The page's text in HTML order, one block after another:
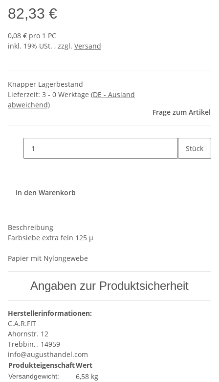
82,33 €
0,08 € pro 1 PC
inkl. 19% USt. , zzgl. Versand
Knapper Lagerbestand
Lieferzeit: 3 - 0 Werktage (DE - Ausland
abweichend)
Frage zum Artikel
Stück
In den Warenkorb
Beschreibung
Farbsiebe extra fein 125 µ
Papier mit Nylongewebe
Angaben zur Produktsicherheit
Herstellerinformationen:
C.A.R.FIT
Ahornstr. 12
Trebbin, , 14959
info@augusthandel.com
ProdukteigenschaftWert
Versandgewicht: 6,58 kg